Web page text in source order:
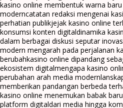
kasino online membentuk warna
moderncatatan redaksi mengenai
perhatian publikjejak kasino online
konsumsi konten digitaldinamika
dalam berbagai diskusi seputar
modern mengarah pada perjalanan
berubahkasino online dipandang
ekosistem digitalmengapa kasino
perubahan arah media modern
memberikan pandangan berbeda
kasino online menemukan babak
platform digitaldari media hingga